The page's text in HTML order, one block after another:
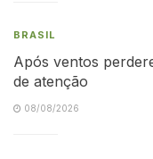
BRASIL
Após ventos
de atenção
08/08/2026